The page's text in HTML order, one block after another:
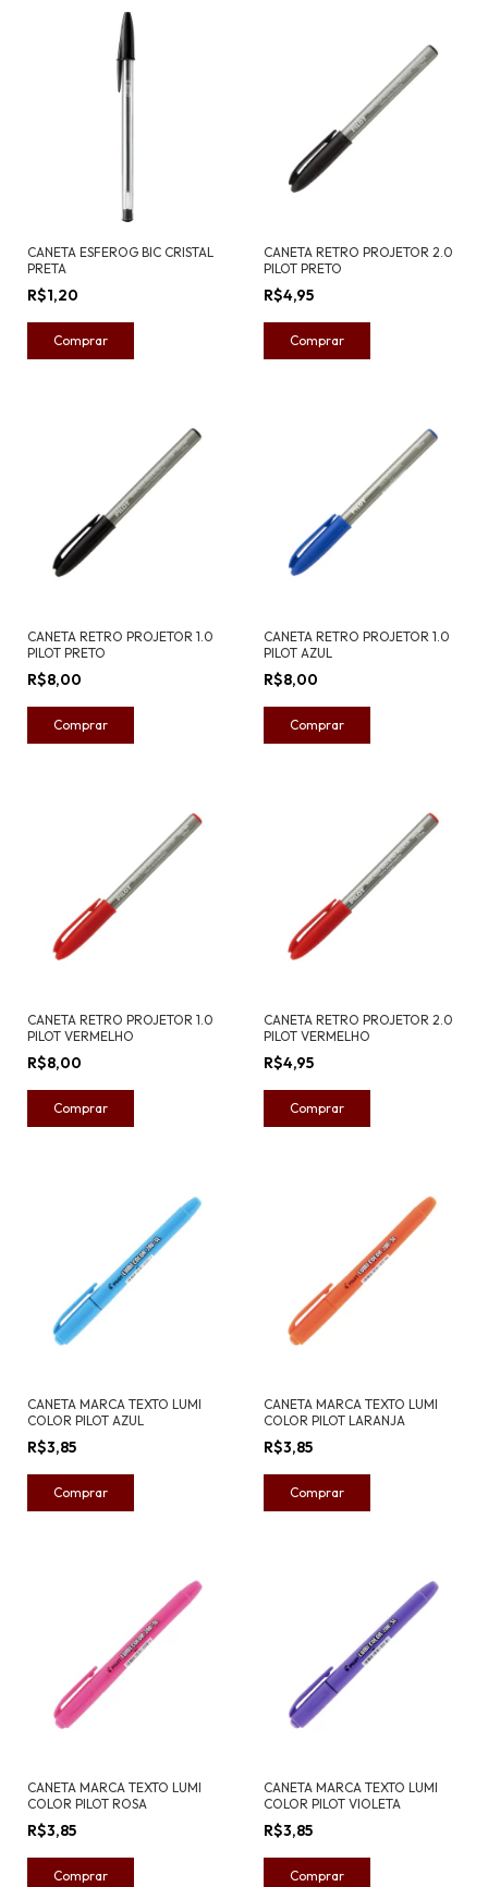
CANETA ESFEROG BIC CRISTAL
PRETA
R$1,20
CANETA RETRO PROJETOR 2.0
PILOT PRETO
R$4,95
CANETA RETRO PROJETOR 1.0
PILOT PRETO
R$8,00
CANETA RETRO PROJETOR 1.0
PILOT AZUL
R$8,00
CANETA RETRO PROJETOR 1.0
PILOT VERMELHO
R$8,00
CANETA RETRO PROJETOR 2.0
PILOT VERMELHO
R$4,95
CANETA MARCA TEXTO LUMI
COLOR PILOT AZUL
R$3,85
CANETA MARCA TEXTO LUMI
COLOR PILOT LARANJA
R$3,85
CANETA MARCA TEXTO LUMI
COLOR PILOT ROSA
R$3,85
CANETA MARCA TEXTO LUMI
COLOR PILOT VIOLETA
R$3,85